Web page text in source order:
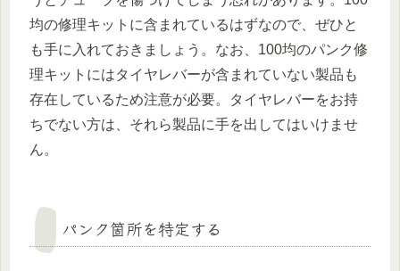
均の修理キットに含まれているはずなので、ぜひと
も手に入れておきましょう。なお、100均のパンク修
理キットにはタイヤレバーが含まれていない製品も
存在しているため注意が必要。タイヤレバーをお持
ちでない方は、それら製品に手を出してはいけませ
ん。
パンク箇所を特定する